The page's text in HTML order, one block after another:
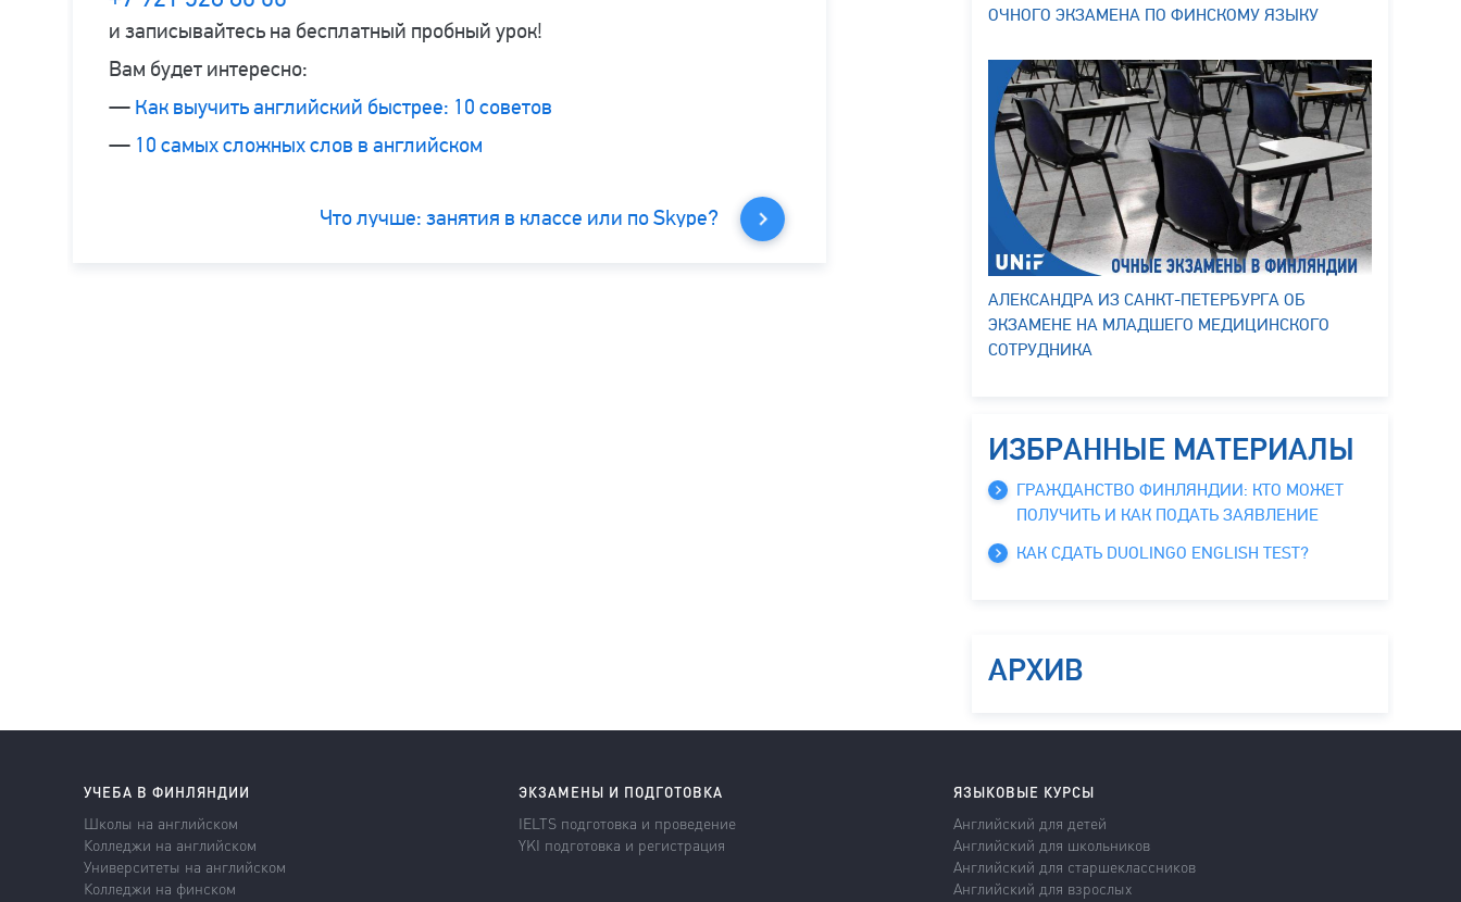
и записывайтесь на бесплатный пробный урок!
Вам будет интересно:
— Как выучить английский быстрее: 10 советов
— 10 самых сложных слов в английском
Что лучше: занятия в классе или по Skype?
ОЧНОГО ЭКЗАМЕНА ПО ФИНСКОМУ ЯЗЫКУ
АЛЕКСАНДРА ИЗ САНКТ-ПЕТЕРБУРГА ОБ
ЭКЗАМЕНЕ НА МЛАДШЕГО МЕДИЦИНСКОГО
СОТРУДНИКА
ИЗБРАННЫЕ МАТЕРИАЛЫ
ГРАЖДАНСТВО ФИНЛЯНДИИ: КТО МОЖЕТ
ПОЛУЧИТЬ И КАК ПОДАТЬ ЗАЯВЛЕНИЕ
КАК СДАТЬ DUOLINGO ENGLISH TEST?
АРХИВ
УЧЕБА В ФИНЛЯНДИИ
Школы на английском
Колледжи на английском
Университеты на английском
Колледжи на финском
ЭКЗАМЕНЫ И ПОДГОТОВКА
IELTS подготовка и проведение
YKI подготовка и регистрация
ЯЗЫКОВЫЕ КУРСЫ
Английский для детей
Английский для школьников
Английский для старшеклассников
Английский для взрослых